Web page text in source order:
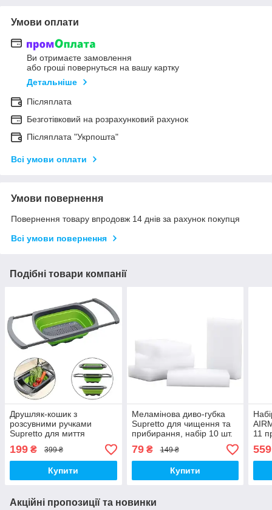
Умови оплати
Ви отримаєте замовлення
або гроші повернуться на вашу картку
Детальніше
Післяплата
Безготівковий на розрахунковий рахунок
Післяплата "Укрпошта"
Всі умови оплати
Умови повернення
Повернення товару впродовж 14 днів за рахунок покупця
Всі умови повернення
Подібні товари компанії
Друшляк-кошик з
розсувними ручками
Supretto для миття
фруктів та овочів (7940)
199 ₴ 399 ₴
Купити
Меламінова диво-губка
Supretto для чищення та
прибирання, набір 10 шт.
(8241)
79₴ 149 ₴
Купити
11
559
Акційні пропозиції та новинки